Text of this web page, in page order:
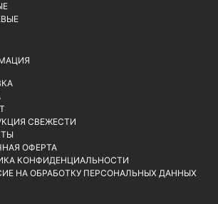
СВЕЖЕСТИ
ОФЕРТА
КОНФИДЕНЦИАЛЬНОСТИ
НА ОБРАБОТКУ ПЕРСОНАЛЬНЫХ ДАННЫХ